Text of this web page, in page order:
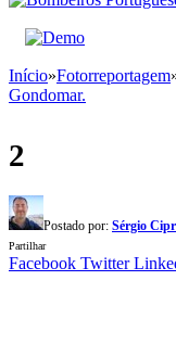
Início»Fotorreportagem
Gondomar.
2
Postado por: Sérgio
Partilhar
Facebook Twitter